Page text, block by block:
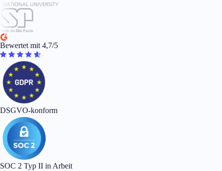
Bewertet mit 4,7/5
DSGVO-konform
SOC 2 Typ II in Arbeit